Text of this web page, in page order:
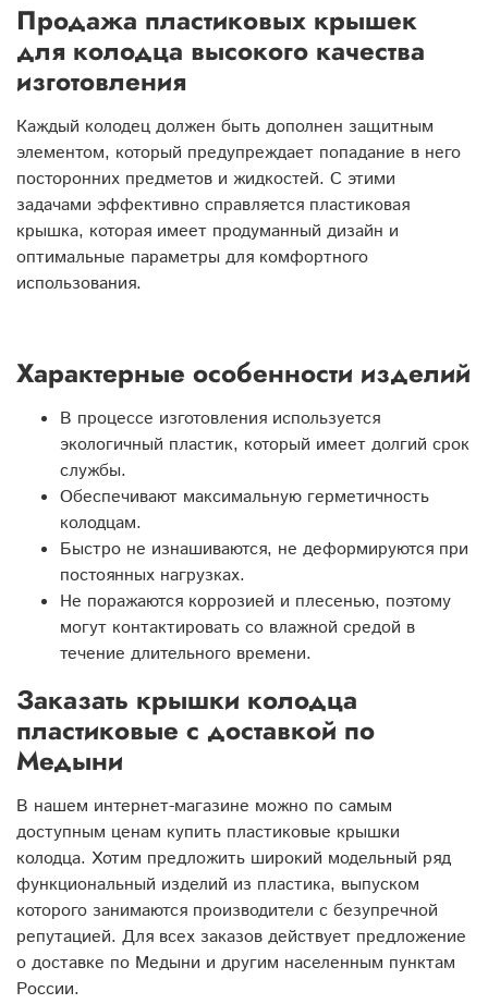
Продажа пластиковых крышек
для колодца высокого качества
изготовления
Каждый колодец должен быть дополнен защитным
элементом, который предупреждает попадание в него
посторонних предметов и жидкостей. С этими
задачами эффективно справляется пластиковая
крышка, которая имеет продуманный дизайн и
оптимальные параметры для комфортного
использования.
Характерные особенности изделий
В процессе изготовления используется
экологичный пластик, который имеет долгий срок
службы.
Обеспечивают максимальную герметичность
колодцам.
Быстро не изнашиваются, не деформируются при
постоянных нагрузках.
Не поражаются коррозией и плесенью, поэтому
могут контактировать со влажной средой в
течение длительного времени.
Заказать крышки колодца
пластиковые с доставкой по
Медыни
В нашем интернет-магазине можно по самым
доступным ценам купить пластиковые крышки
колодца. Хотим предложить широкий модельный ряд
функциональный изделий из пластика, выпуском
которого занимаются производители с безупречной
репутацией. Для всех заказов действует предложение
о доставке по Медыни и другим населенным пунктам
России.